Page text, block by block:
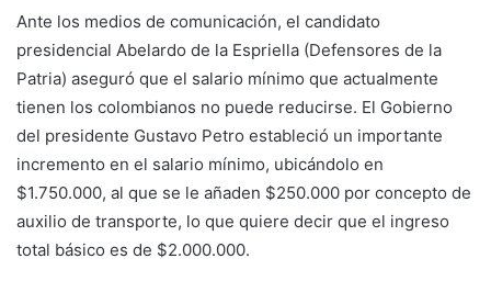
Ante los medios de comunicación, el candidato
presidencial Abelardo de la Espriella (Defensores de la
Patria) aseguró que el salario mínimo que actualmente
tienen los colombianos no puede reducirse. El Gobierno
del presidente Gustavo Petro estableció un importante
incremento en el salario mínimo, ubicándolo en
$1.750.000, al que se le añaden $250.000 por concepto de
auxilio de transporte, lo que quiere decir que el ingreso
total básico es de $2.000.000.